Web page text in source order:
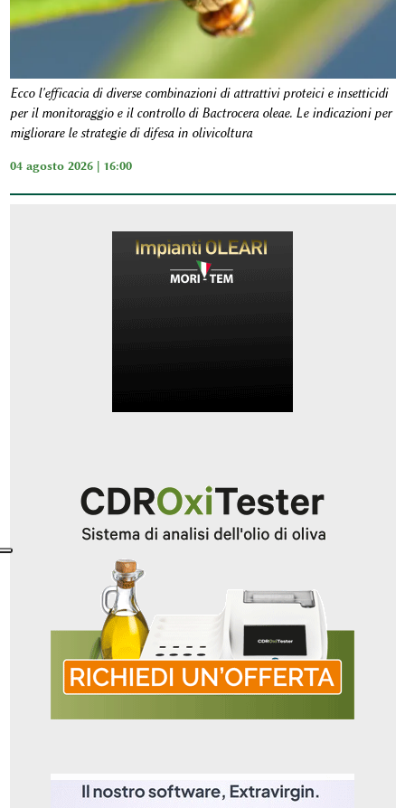
Ecco l'efficacia di diverse combinazioni di attrattivi proteici e insetticidi
per il monitoraggio e il controllo di Bactrocera oleae. Le indicazioni per
migliorare le strategie di difesa in olivicoltura
04 agosto 2026 | 16:00